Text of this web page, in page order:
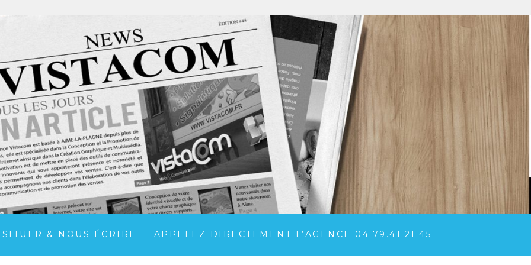
SITUER & NOUS ÉCRIRE APPELEZ DIRECTEMENT L’AGENCE 04.79.41.21.45